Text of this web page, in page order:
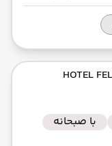
با صبحانه